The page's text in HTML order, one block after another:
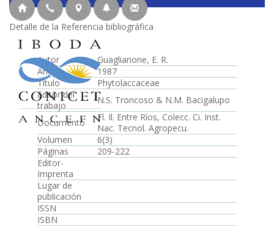
Detalle de la Referencia bibliográfica
Autor
Guaglianone, E. R.
Año
1987
Título
Phytolaccaceae
Editor del
trabajo
N.S. Troncoso & N.M. Bacigalupo
Documento
Fl. Il. Entre Ríos, Colecc. Ci. Inst.
Nac. Tecnol. Agropecu.
Volumen
6(3)
Páginas
209-222
Editor-
Imprenta
Lugar de
publicación
ISSN
ISBN